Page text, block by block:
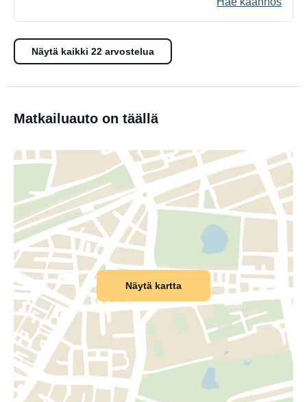
Näytä kaikki 22 arvostelua
Matkailuauto on täällä
Näytä kartta